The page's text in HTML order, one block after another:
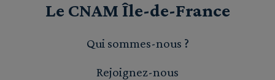
Le CNAM Île-de-France
Qui sommes-nous ?
Rejoignez-nous